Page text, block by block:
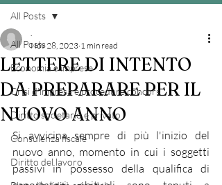
All Posts
Economia e imprese
Crisi d'impresa e procedure concors
Diritto societario e privato
Consulenza fiscale
Diritto del lavoro
All Posts
LETTERE DI INTENTO
DA PREPARARE PER IL
NUOVO ANNO
.
Nov 28, 2023 1 min read
Si avvicina sempre di più l'inizio del
nuovo anno, momento in cui i soggetti
passivi in possesso della qualifica di